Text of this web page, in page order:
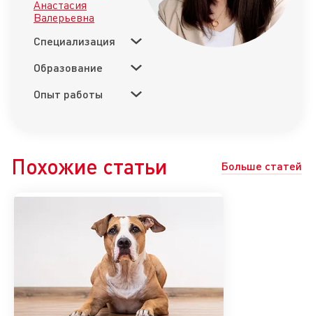
Анастасия
Валерьевна
Специализация
Образование
Опыт работы
Похожие статьи Больше статей